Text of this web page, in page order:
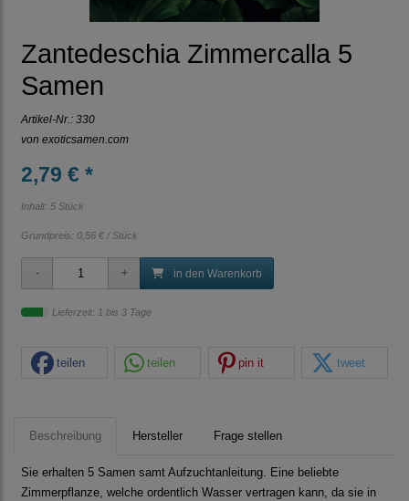
Zantedeschia Zimmercalla 5
Samen
Artikel-Nr.: 330
von exoticsamen.com
2,79 € *
Inhalt: 5 Stück
Grundpreis: 0,56 € / Stück
in den Warenkorb
Lieferzeit: 1 bis 3 Tage
teilen teilen pin it tweet
Beschreibung Hersteller Frage stellen
Sie erhalten 5 Samen samt Aufzuchtanleitung. Eine beliebte
Zimmerpflanze, welche ordentlich Wasser vertragen kann, da sie in